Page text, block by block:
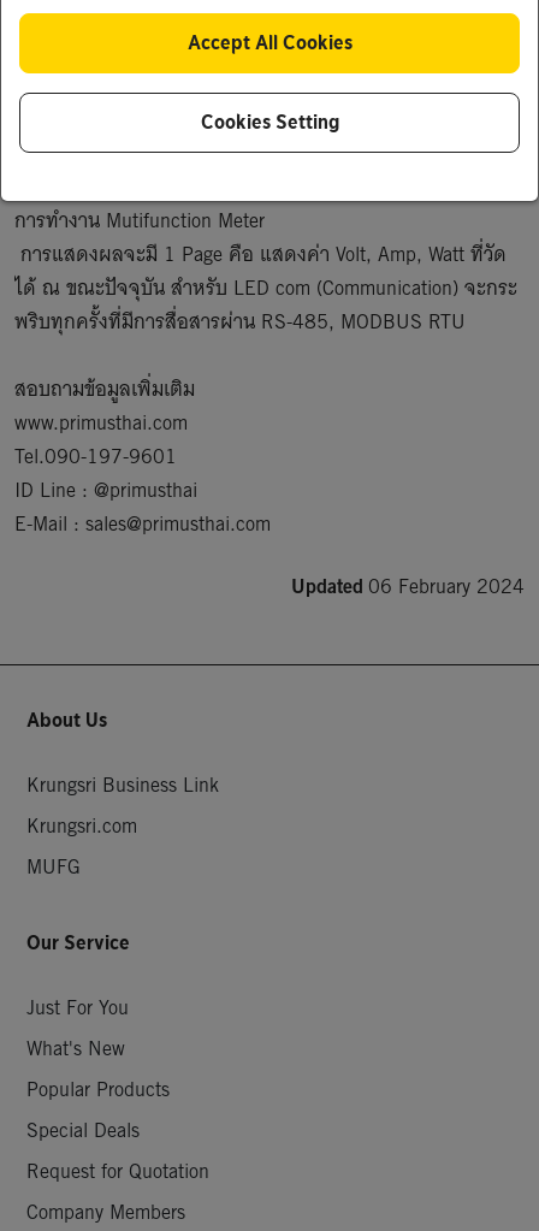
Accept All Cookies
Cookies Setting
• แสดงผลเป็น 7-Segment ขนาด 0.56 นิ้ว 4 หลัก 3 แถว
• การวัดค่าแบบ TRUE RMS มีความแม่นยำสูง
• มี LED แสดงสถานะการทำางานและหน่วยของค่าทางไฟฟ้า
• สามารถบันทึกข้อมูลลงคอมพิวเตอร์โดยผ่านทาง RS-485
MODBUS RTU PROTOCOL
การทำงาน Mutifunction Meter
ได้ ณ ขณะปัจจุบัน สำหรับ LED com (Communication) จะกระ
พริบทุกครั้งที่มีการสื่อสารผ่าน RS-485, MODBUS RTU
สอบถามข้อมูลเพิ่มเติม
www.primusthai.com
Tel.090-197-9601
ID Line : @primusthai
Updated 06 February 2024
About Us
Krungsri Business Link
Krungsri.com
MUFG
Our Service
Just For You
What's New
Popular Products
Special Deals
Request for Quotation
Company Members